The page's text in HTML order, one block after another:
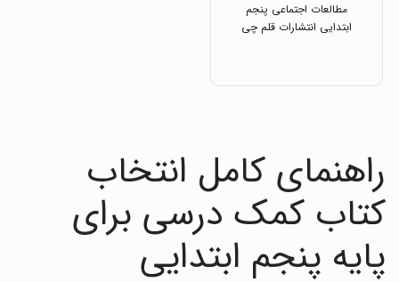
مطالعات اجتماعی پنجم
ابتدایی انتشارات قلم چی
راهنمای کامل انتخاب
کتاب کمک درسی برای
پایه پنجم ابتدایی